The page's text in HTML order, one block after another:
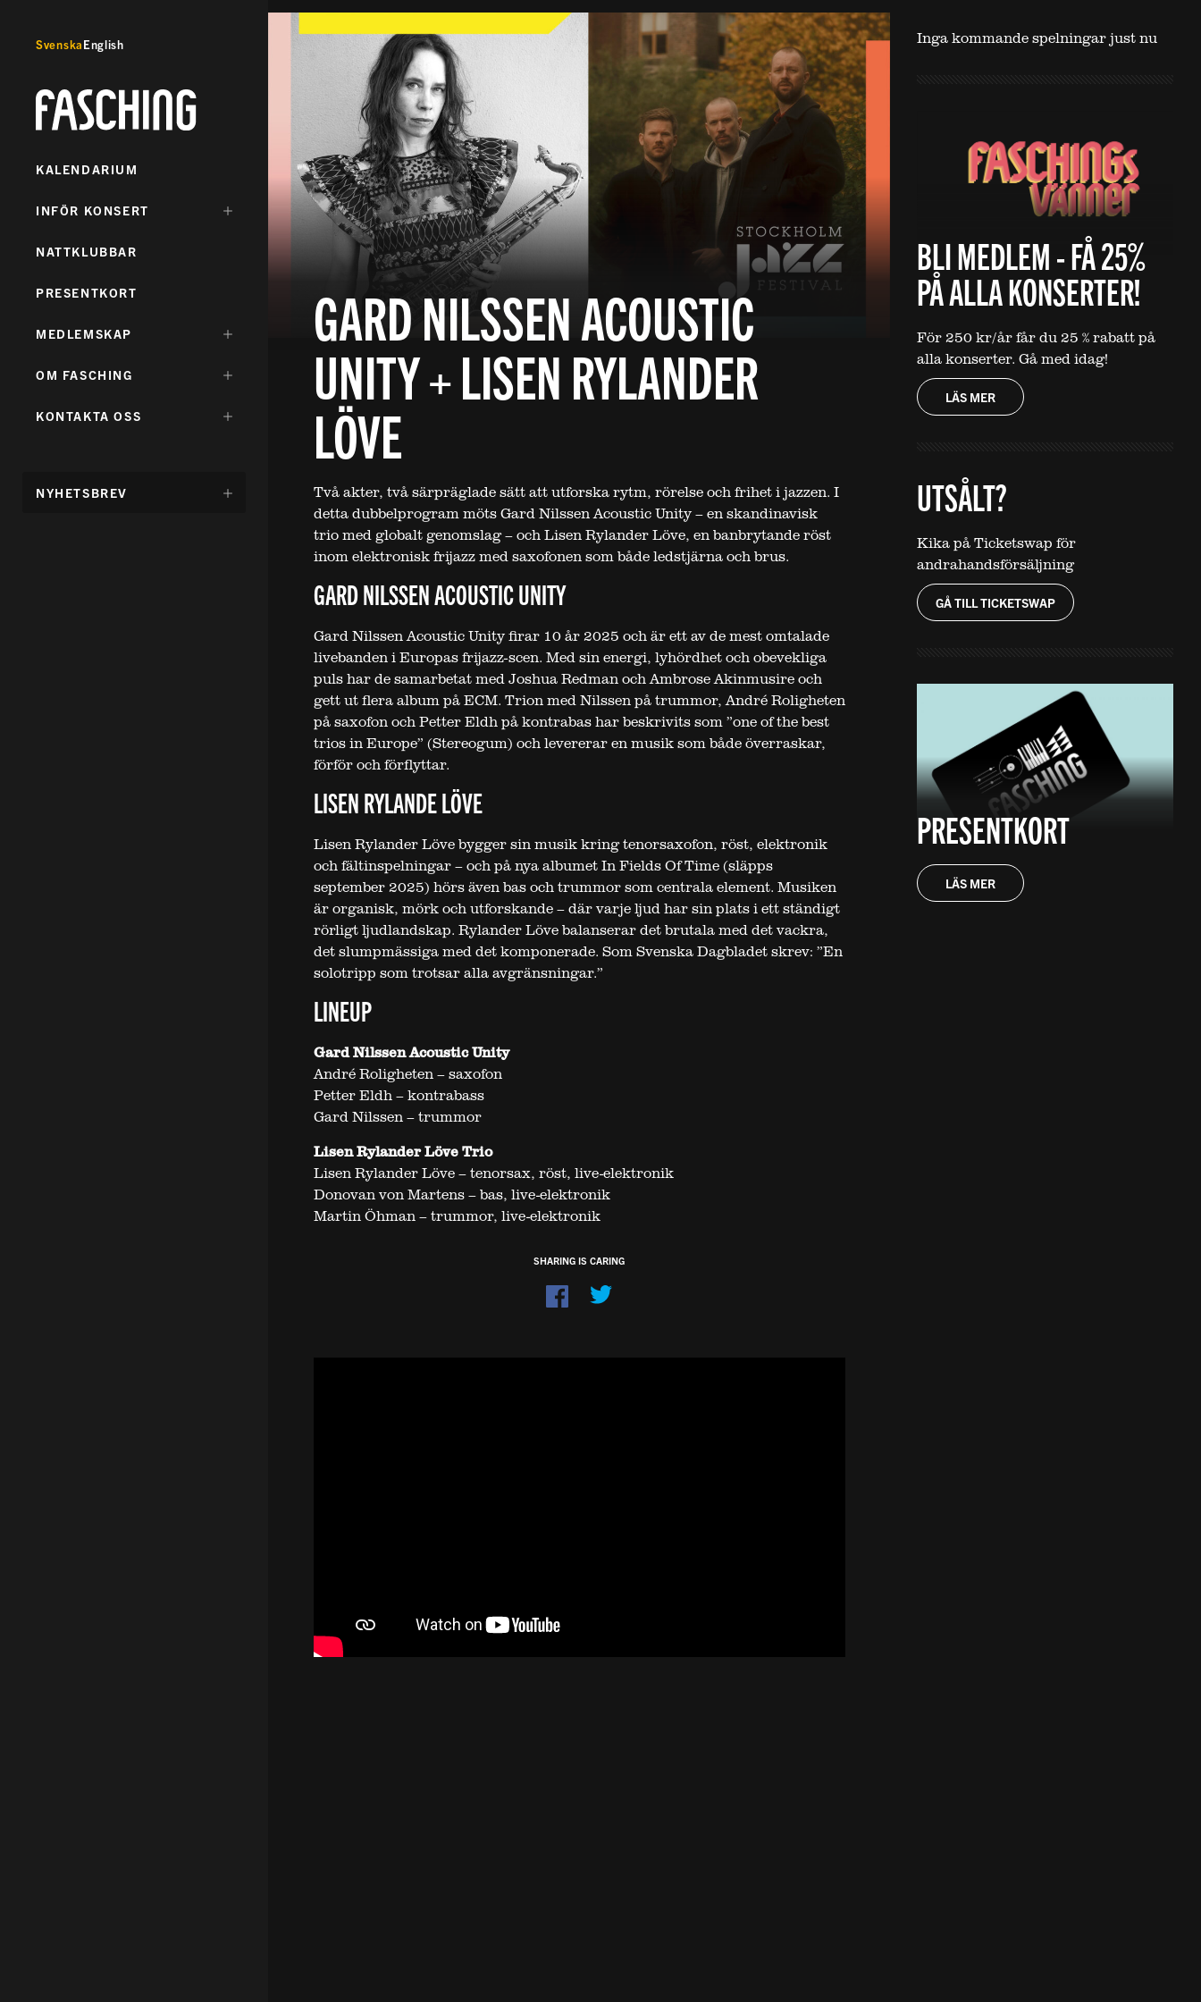
SvenskaEnglish
Fasching
KALENDARIUM
DÖLJ
INFÖR KONSERT
NATTKLUBBAR
PRESENTKORT
DÖLJ
MEDLEMSKAP
DÖLJ
OM FASCHING
DÖLJ
KONTAKTA OSS
DÖLJ
NYHETSBREV
GARD NILSSEN ACOUSTIC
UNITY + LISEN RYLANDER
LÖVE
Två akter, två särpräglade sätt att utforska rytm, rörelse och frihet i jazzen. I
detta dubbelprogram möts Gard Nilssen Acoustic Unity – en skandinavisk
trio med globalt genomslag – och Lisen Rylander Löve, en banbrytande röst
inom elektronisk frijazz med saxofonen som både ledstjärna och brus.
GARD NILSSEN ACOUSTIC UNITY
Gard Nilssen Acoustic Unity firar 10 år 2025 och är ett av de mest omtalade
livebanden i Europas frijazz-scen. Med sin energi, lyhördhet och obevekliga
puls har de samarbetat med Joshua Redman och Ambrose Akinmusire och
gett ut flera album på ECM. Trion med Nilssen på trummor, André Roligheten
på saxofon och Petter Eldh på kontrabas har beskrivits som ”one of the best
trios in Europe” (Stereogum) och levererar en musik som både överraskar,
förför och förflyttar.
LISEN RYLANDE LÖVE
Lisen Rylander Löve bygger sin musik kring tenorsaxofon, röst, elektronik
och fältinspelningar – och på nya albumet In Fields Of Time (släpps
september 2025) hörs även bas och trummor som centrala element. Musiken
är organisk, mörk och utforskande – där varje ljud har sin plats i ett ständigt
rörligt ljudlandskap. Rylander Löve balanserar det brutala med det vackra,
det slumpmässiga med det komponerade. Som Svenska Dagbladet skrev: ”En
solotripp som trotsar alla avgränsningar.”
LINEUP
Gard Nilssen Acoustic Unity
André Roligheten – saxofon
Petter Eldh – kontrabass
Gard Nilssen – trummor
Lisen Rylander Löve Trio
Lisen Rylander Löve – tenorsax, röst, live-elektronik
Donovan von Martens – bas, live-elektronik
Martin Öhman – trummor, live-elektronik
SHARING IS CARING
Dela
Inga kommande spelningar just nu
BLI MEDLEM - FÅ 25%
PÅ ALLA KONSERTER!
För 250 kr/år får du 25 % rabatt på
alla konserter. Gå med idag!
LÄS MER
UTSÅLT?
Kika på Ticketswap för
andrahandsförsäljning
GÅ TILL TICKETSWAP
PRESENTKORT
LÄS MER